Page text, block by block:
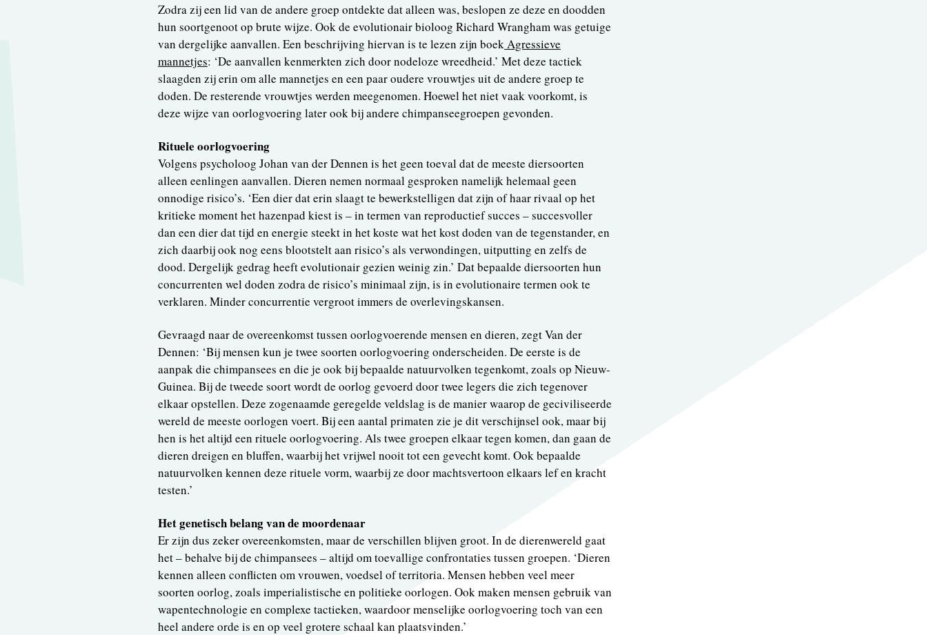
Zodra zij een lid van de andere groep ontdekte dat alleen was, beslopen ze deze en doodden
hun soortgenoot op brute wijze. Ook de evolutionair bioloog Richard Wrangham was getuige
van dergelijke aanvallen. Een beschrijving hiervan is te lezen zijn boekAgressieve
mannetjes: ‘De aanvallen kenmerkten zich door nodeloze wreedheid.’ Met deze tactiek
slaagden zij erin om alle mannetjes en een paar oudere vrouwtjes uit de andere groep te
doden. De resterende vrouwtjes werden meegenomen. Hoewel het niet vaak voorkomt, is
deze wijze van oorlogvoering later ook bij andere chimpanseegroepen gevonden.
Rituele oorlogvoering
Volgens psycholoog Johan van der Dennen is het geen toeval dat de meeste diersoorten
alleen eenlingen aanvallen. Dieren nemen normaal gesproken namelijk helemaal geen
onnodige risico’s. ‘Een dier dat erin slaagt te bewerkstelligen dat zijn of haar rivaal op het
kritieke moment het hazenpad kiest is – in termen van reproductief succes – succesvoller
dan een dier dat tijd en energie steekt in het koste wat het kost doden van de tegenstander, en
zich daarbij ook nog eens blootstelt aan risico’s als verwondingen, uitputting en zelfs de
dood. Dergelijk gedrag heeft evolutionair gezien weinig zin.’ Dat bepaalde diersoorten hun
concurrenten wel doden zodra de risico’s minimaal zijn, is in evolutionaire termen ook te
verklaren. Minder concurrentie vergroot immers de overlevingskansen.
Gevraagd naar de overeenkomst tussen oorlogvoerende mensen en dieren, zegt Van der
Dennen: ‘Bij mensen kun je twee soorten oorlogvoering onderscheiden. De eerste is de
aanpak die chimpansees en die je ook bij bepaalde natuurvolken tegenkomt, zoals op Nieuw-
Guinea. Bij de tweede soort wordt de oorlog gevoerd door twee legers die zich tegenover
elkaar opstellen. Deze zogenaamde geregelde veldslag is de manier waarop de geciviliseerde
wereld de meeste oorlogen voert. Bij een aantal primaten zie je dit verschijnsel ook, maar bij
hen is het altijd een rituele oorlogvoering. Als twee groepen elkaar tegen komen, dan gaan de
dieren dreigen en bluffen, waarbij het vrijwel nooit tot een gevecht komt. Ook bepaalde
natuurvolken kennen deze rituele vorm, waarbij ze door machtsvertoon elkaars lef en kracht
testen.’
Het genetisch belang van de moordenaar
Er zijn dus zeker overeenkomsten, maar de verschillen blijven groot. In de dierenwereld gaat
het – behalve bij de chimpansees – altijd om toevallige confrontaties tussen groepen. ‘Dieren
kennen alleen conflicten om vrouwen, voedsel of territoria. Mensen hebben veel meer
soorten oorlog, zoals imperialistische en politieke oorlogen. Ook maken mensen gebruik van
wapentechnologie en complexe tactieken, waardoor menselijke oorlogvoering toch van een
heel andere orde is en op veel grotere schaal kan plaatsvinden.’